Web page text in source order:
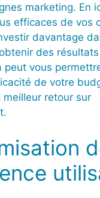
marketing. En
efficaces de vos
davantage
des
peut vous
de votre
meilleur retour sur